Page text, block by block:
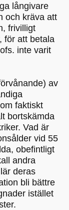
långivare
och kräva att
frivilligt
för att betala
inte varit
av
faktiskt
bortskämda
Vad är
vid 55
obefintligt
andra
deras
bli bättre
istället